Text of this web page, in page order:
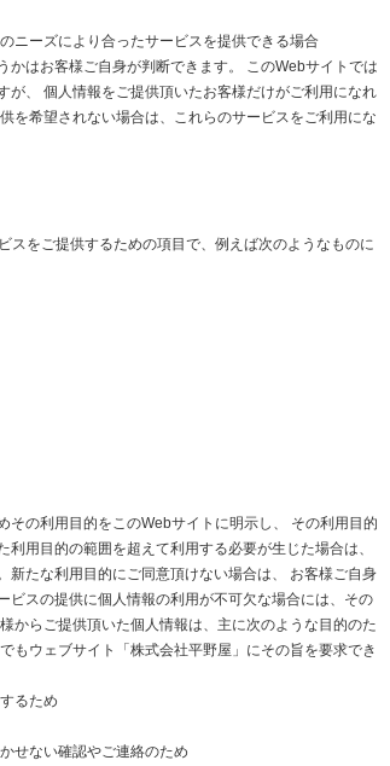
ニーズにより合ったサービスを提供できる場合
かはお客様ご自身が判断できます。 このWebサイトでは
が、 個人情報をご提供頂いたお客様だけがご利用になれ
を希望されない場合は、これらのサービスをご利用にな
スをご提供するための項目で、例えば次のようなものに
その利用目的をこのWebサイトに明示し、 その利用目的
用目的の範囲を超えて利用する必要が生じた場合は、
新たな利用目的にご同意頂けない場合は、 お客様ご自身
ビスの提供に個人情報の利用が不可欠な場合には、その
からご提供頂いた個人情報は、主に次のような目的のた
もウェブサイト「株式会社平野屋」にその旨を要求でき
るため
せない確認やご連絡のため